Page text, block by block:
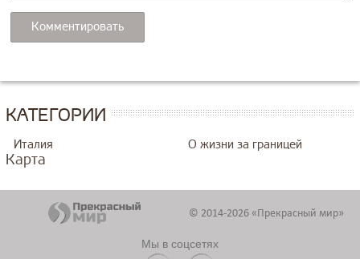
КАТЕГОРИИ
Италия О жизни за границей
Карта
© 2014-2026 «Прекрасный мир»
Мы в соцсетях